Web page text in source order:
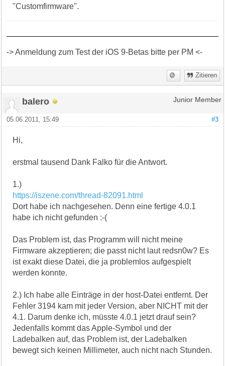
"Customfirmware".
-> Anmeldung zum Test der iOS 9-Betas bitte per PM <-
Zitieren
balero Junior Member
#3
05.06.2011, 15:49
Hi,
erstmal tausend Dank Falko für die Antwort.
1.)
https://iszene.com/thread-82091.html
Dort habe ich nachgesehen. Denn eine fertige 4.0.1
habe ich nicht gefunden :-(
Das Problem ist, das Programm will nicht meine
Firmware akzeptieren; die passt nicht laut redsn0w? Es
ist exakt diese Datei, die ja problemlos aufgespielt
werden konnte.
2.) Ich habe alle Einträge in der host-Datei entfernt. Der
Fehler 3194 kam mit jeder Version, aber NICHT mit der
4.1. Darum denke ich, müsste 4.0.1 jetzt drauf sein?
Jedenfalls kommt das Apple-Symbol und der
Ladebalken auf, das Problem ist, der Ladebalken
bewegt sich keinen Millimeter, auch nicht nach Stunden.